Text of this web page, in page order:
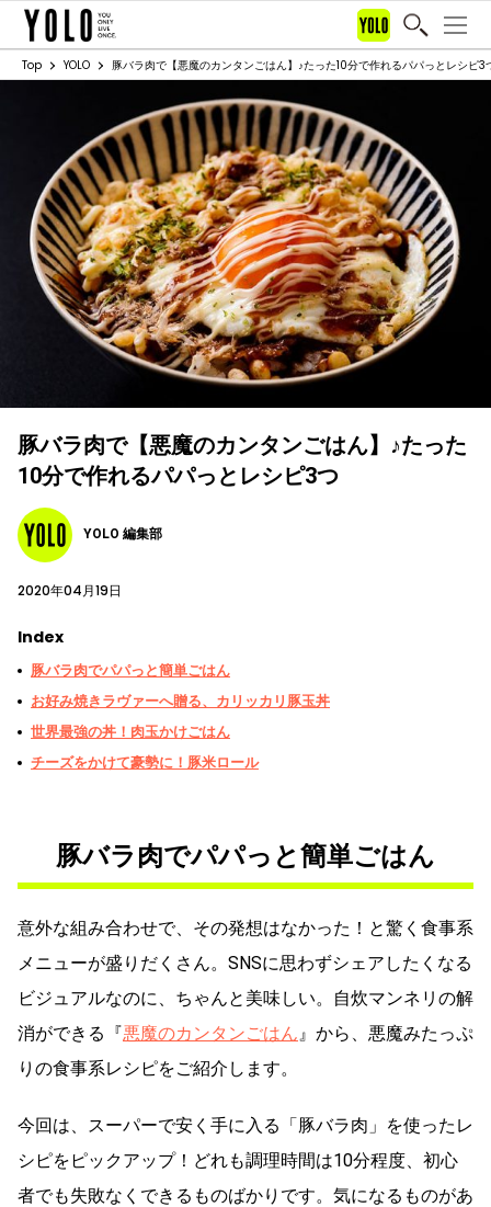
Top YOLO 豚バラ肉で【悪魔のカンタンごはん】♪たった10分で作れるパパっとレシピ3
豚バラ肉で【悪魔のカンタンごはん】♪たった
10分で作れるパパっとレシピ3つ
YOLO 編集部
2020年04月19日
Index
豚バラ肉でパパっと簡単ごはん
お好み焼きラヴァーへ贈る、カリッカリ豚玉丼
世界最強の丼！肉玉かけごはん
チーズをかけて豪勢に！豚米ロール
豚バラ肉でパパっと簡単ごはん
意外な組み合わせで、その発想はなかった！と驚く食事系
メニューが盛りだくさん。SNSに思わずシェアしたくなる
ビジュアルなのに、ちゃんと美味しい。自炊マンネリの解
消ができる『悪魔のカンタンごはん 』から、悪魔みたっぷ
りの食事系レシピをご紹介します。
今回は、スーパーで安く手に入る「豚バラ肉」を使ったレ
シピをピックアップ！どれも調理時間は10分程度、初心
者でも失敗なくできるものばかりです。気になるものがあ